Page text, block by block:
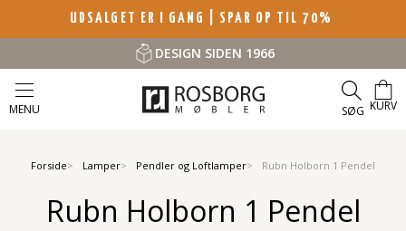
UDSALGET ER I GANG | SPAR OP TIL 70%
DESIGN SIDEN 1966
MENU SØG KURV
Forside Lamper Pendler og Loftlamper Rubn Holborn 1 Pendel
Rubn Holborn 1 Pendel